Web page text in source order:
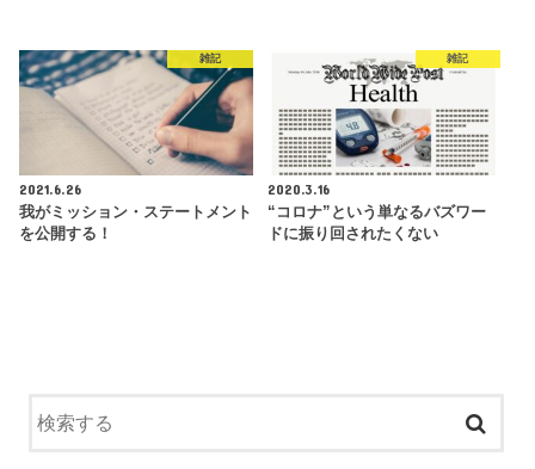
雑記
2021.6.26
我がミッション・ステートメント
を公開する！
雑記
2020.3.16
“コロナ”という単なるバズワー
ドに振り回されたくない